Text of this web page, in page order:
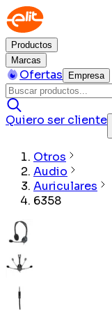
Productos
Marcas
Ofertas Empresa
Quiero ser cliente
Otros
Audio
Auriculares
6358